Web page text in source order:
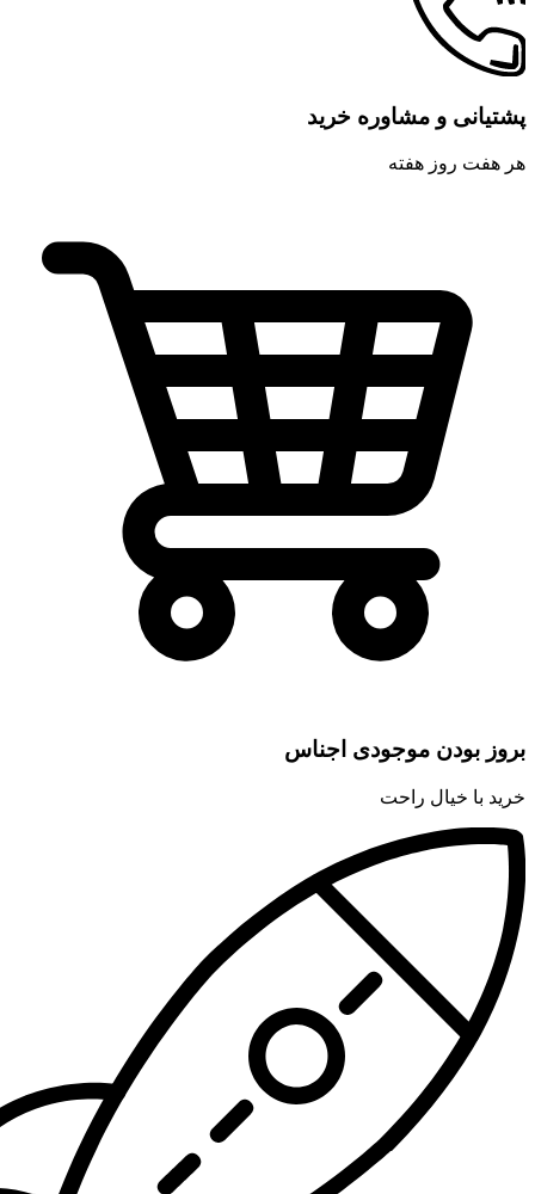
پشتیانی و مشاوره خرید
هر هفت روز هفته
بروز بودن موجودی اجناس
خرید با خیال راحت